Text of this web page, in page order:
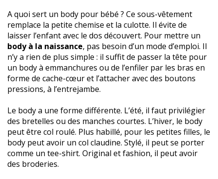
A quoi sert un body pour bébé ? Ce sous-vêtement
remplace la petite chemise et la culotte. Il évite de
laisser l’enfant avec le dos découvert. Pour mettre un
body à la naissance, pas besoin d’un mode d’emploi. Il
n’y a rien de plus simple : il suffit de passer la tête pour
un body à emmanchures ou de l’enfiler par les bras en
forme de cache-cœur et l’attacher avec des boutons
pressions, à l’entrejambe.
Le body a une forme différente. L’été, il faut privilégier
des bretelles ou des manches courtes. L’hiver, le body
peut être col roulé. Plus habillé, pour les petites filles, le
body peut avoir un col claudine. Stylé, il peut se porter
comme un tee-shirt. Original et fashion, il peut avoir
des broderies.